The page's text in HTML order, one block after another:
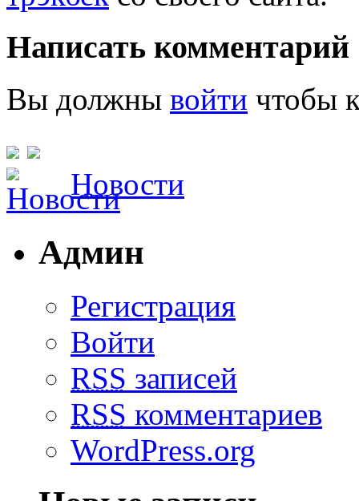
Написать комментарий
Вы должны войти чтобы
Новости
Админ
Регистрация
Войти
RSS записей
RSS комментариев
WordPress.org